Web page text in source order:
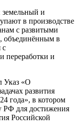
и
в производстве
с развитыми
объединённым в
с
переработки и
Указ «О
развития
года», в котором
РФ для достижения
Российской